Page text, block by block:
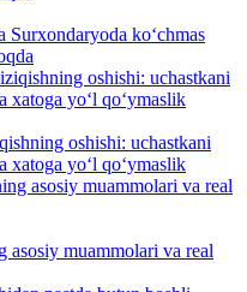
Surxondaryoda ko‘chmas
oshishi: uchastkani
xatoga yo‘l qo‘ymaslik
muammolari va real